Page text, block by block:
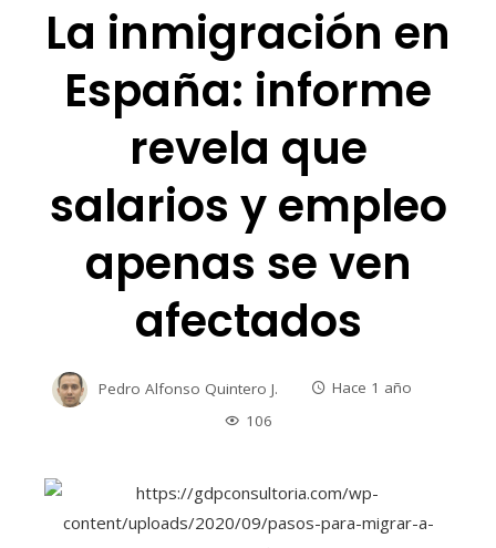
La inmigración en
España: informe
revela que
salarios y empleo
apenas se ven
afectados
Pedro Alfonso Quintero J.
Hace 1 año
106